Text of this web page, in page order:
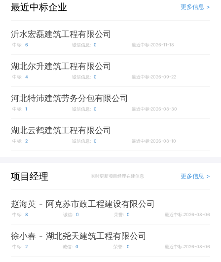
最近中标企业 更多信息 >
沂水宏磊建筑工程有限公司
中标: 6 诚信信息: 0 最近中标:2026-11-18
湖北尔升建筑工程有限公司
中标: 4 诚信信息: 0 最近中标:2026-09-22
河北特沛建筑劳务分包有限公司
中标: 1 诚信信息: 0 最近中标:2026-08-30
湖北云鹤建筑工程有限公司
中标: 2 诚信信息: 0 最近中标:2026-08-10
项目经理 实时更新项目经理在建信息 更多信息 >
赵海英 - 阿克苏市政工程建设有限公司
中标: 8 诚信: 0 荣誉: 0 最近中标:2026-08-06
徐小春 - 湖北尧天建筑工程有限公司
中标: 2 诚信: 0 荣誉: 0 最近中标:2026-08-06